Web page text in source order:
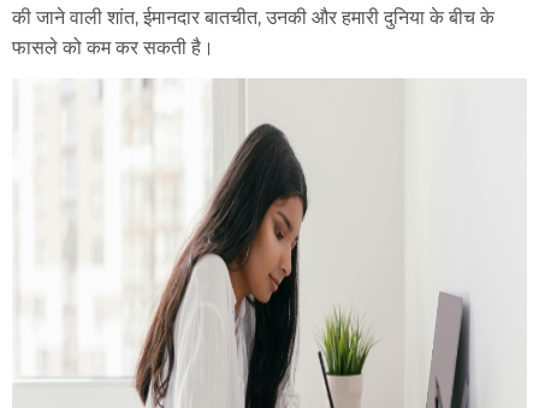
की जाने वाली शांत, ईमानदार बातचीत, उनकी और हमारी दुनिया के बीच के
फासले को कम कर सकती है।